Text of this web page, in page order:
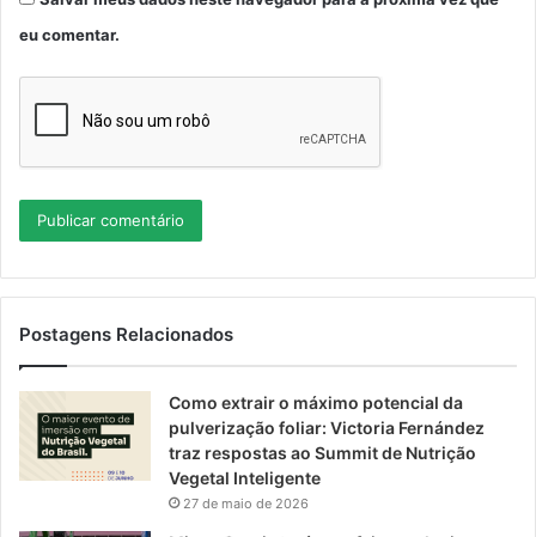
eu comentar.
Postagens Relacionados
Como extrair o máximo potencial da
pulverização foliar: Victoria Fernández
traz respostas ao Summit de Nutrição
Vegetal Inteligente
27 de maio de 2026